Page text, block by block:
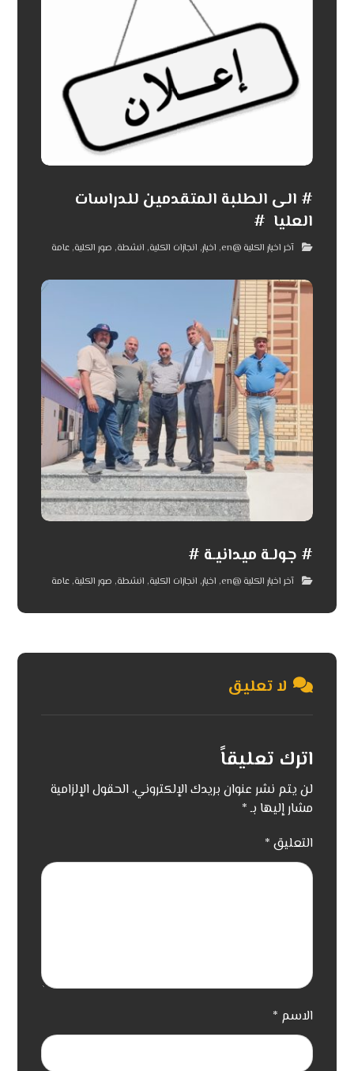
# الى الطلبة المتقدمين للدراسات
العليا #
آخر اخبار الكلية @en , اخبار, انجازات الكلية, انشطة, صور الكلية,عامة
# جولـة ميدانيـة #
آخر اخبار الكلية @en , اخبار, انجازات الكلية, انشطة, صور الكلية,عامة
لا تعليق
اترك تعليقاً
لن يتم نشر عنوان بريدك الإلكتروني. الحقول الإلزامية
مشار إليها بـ*
التعليق *
الاسم *